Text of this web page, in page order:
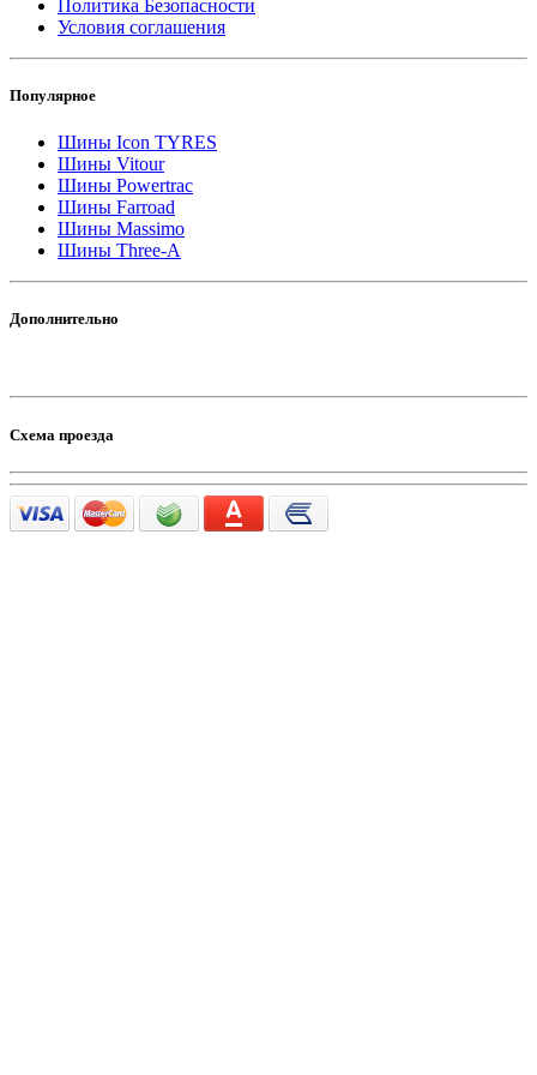
Политика Безопасности
Условия соглашения
Популярное
Шины Icon TYRES
Шины Vitour
Шины Powertrac
Шины Farroad
Шины Massimo
Шины Three-A
Дополнительно
Схема проезда